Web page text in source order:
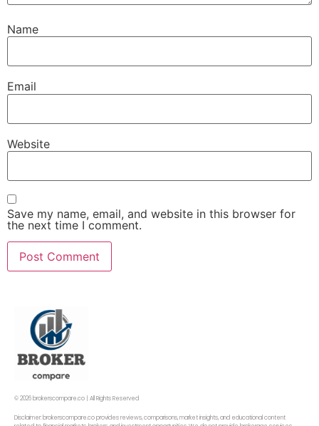
Name
Email
Website
Save my name, email, and website in this browser for
the next time I comment.
© 2026 brokerscompare.co | All Rights Reserved
Disclaimer: brokerscompare.co provides reviews, comparisons, market insights, and educational content